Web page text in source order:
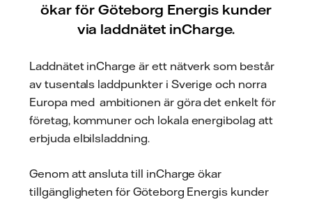
ökar för Göteborg Energis kunder
via laddnätet inCharge.
Laddnätet inCharge är ett nätverk som består
av tusentals laddpunkter i Sverige och norra
Europa med ambitionen är göra det enkelt för
företag, kommuner och lokala energibolag att
erbjuda elbilsladdning.
Genom att ansluta till inCharge ökar
tillgängligheten för Göteborg Energis kunder